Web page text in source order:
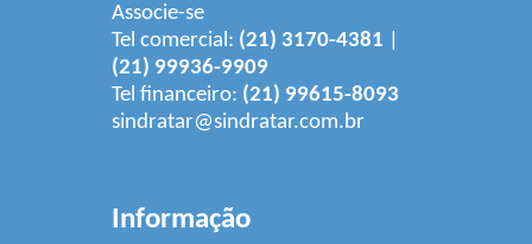
Associe-se
Tel comercial: (21) 3170-4381
(21) 99936-9909
Tel financeiro: (21) 99615-8093
sindratar@sindratar.com.br
Informação